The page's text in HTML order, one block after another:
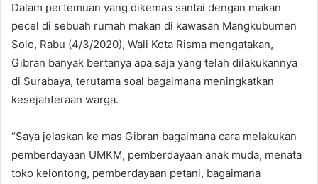
Dalam pertemuan yang dikemas santai dengan makan
pecel di sebuah rumah makan di kawasan Mangkubumen
Solo, Rabu (4/3/2020), Wali Kota Risma mengatakan,
Gibran banyak bertanya apa saja yang telah dilakukannya
di Surabaya, terutama soal bagaimana meningkatkan
kesejahteraan warga.
“Saya jelaskan ke mas Gibran bagaimana cara melakukan
pemberdayaan UMKM, pemberdayaan anak muda, menata
toko kelontong, pemberdayaan petani, bagaimana